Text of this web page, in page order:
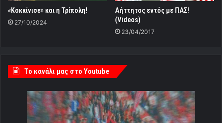
«Κοκκίνισε» και η Τρίπολη!
27/10/2024
Αήττητος εντός με ΠΑΣ!
(Videos)
23/04/2017
Tο κανάλι μας στο Youtube